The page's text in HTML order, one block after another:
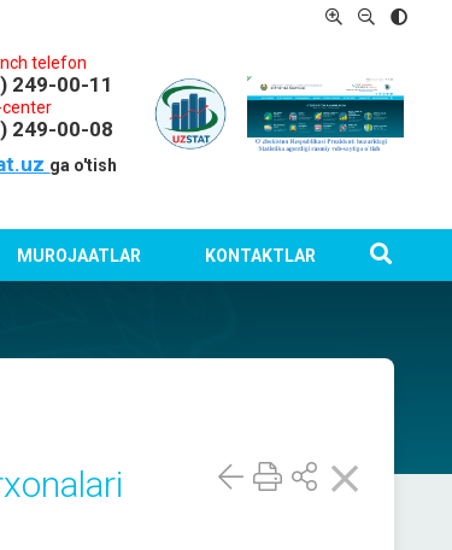
telefon
249-00-11
center
249-00-08
ga o'tish
MUROJAATLAR KONTAKTLAR